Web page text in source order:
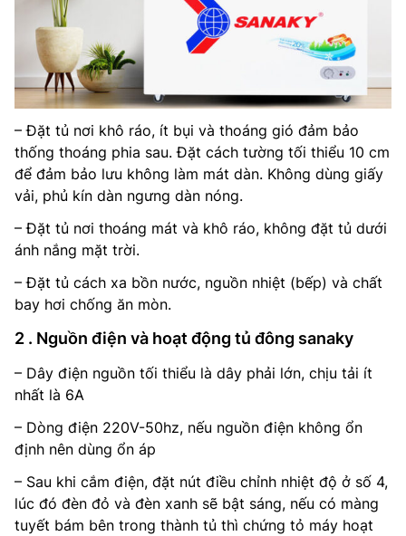
– Đặt tủ nơi khô ráo, ít bụi và thoáng gió đảm bảo
thống thoáng phia sau. Đặt cách tường tối thiểu 10 cm
để đảm bảo lưu không làm mát dàn. Không dùng giấy
vải, phủ kín dàn ngưng dàn nóng.
– Đặt tủ nơi thoáng mát và khô ráo, không đặt tủ dưới
ánh nắng mặt trời.
– Đặt tủ cách xa bồn nước, nguồn nhiệt (bếp) và chất
bay hơi chống ăn mòn.
2 . Nguồn điện và hoạt động tủ đông sanaky
– Dây điện nguồn tối thiểu là dây phải lớn, chịu tải ít
nhất là 6A
– Dòng điện 220V-50hz, nếu nguồn điện không ổn
định nên dùng ổn áp
– Sau khi cắm điện, đặt nút điều chỉnh nhiệt độ ở số 4,
lúc đó đèn đỏ và đèn xanh sẽ bật sáng, nếu có màng
tuyết bám bên trong thành tủ thì chứng tỏ máy hoạt